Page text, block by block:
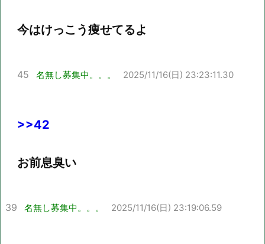
今はけっこう痩せてるよ
45 名無し募集中。。。 2025/11/16(日) 23:23:11.30
>>42
お前息臭い
39 名無し募集中。。。 2025/11/16(日) 23:19:06.59